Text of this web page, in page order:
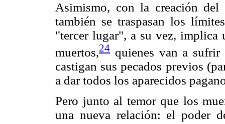
Asimismo, con la creación del
también se traspasan los
"tercer lugar", a su vez, implica
muertos,24 quienes van a
castigan sus pecados previos
a dar todos los aparecidos
Pero junto al temor que los
una nueva relación: el poder